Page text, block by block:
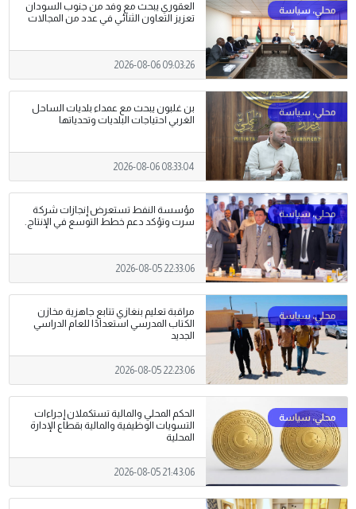
العقوري يبحث مع وفد من جنوب السودان
تعزيز التعاون الثنائي في عدد من المجالات
2026-08-06 09:03:26
بن غلبون يبحث مع عمداء بلديات الساحل
الغربي احتياجات البلديات وتحدياتها
2026-08-06 08:33:04
مؤسسة النفط تستعرض إنجازات شركة
سرت وتؤكد دعم خطط التوسع في الإنتاج.
2026-08-05 22:33:06
مراقبة تعليم بنغازي تتابع جاهزية مخازن
الكتاب المدرسي استعدادًا للعام الدراسي
الجديد
2026-08-05 22:23:06
الحكم المحلي والمالية تستكملان إجراءات
التسويات الوظيفية والمالية بقطاع الإدارة
المحلية
2026-08-05 21:43:06